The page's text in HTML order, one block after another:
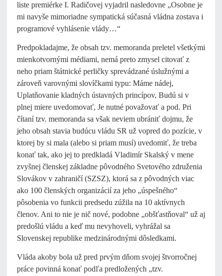
liste premiérke I. Radičovej vyjadril nasledovne „Osobne je
mi navyše mimoriadne sympatická súčasná vládna zostava i
programové vyhlásenie vlády…“
Predpokladajme, že obsah tzv. memoranda preletel všetkými
mienkotvornými médiami, nemá preto zmysel citovať z
neho priam štátnické perličky sprevádzané úslužnými a
zároveň varovnými slovíčkami typu: Máme nádej,
Uplatňovanie kladných ústavných princípov, Budú si v
plnej miere uvedomovať, Je nutné považovať a pod. Pri
čítaní tzv. memoranda sa však neviem ubrániť dojmu, že
jeho obsah stavia budúcu vládu SR už vopred do pozície, v
ktorej by si mala (alebo si priam musí) uvedomiť, že treba
konať tak, ako jej to predkladá Vladimír Skalský v mene
zvyšnej členskej základne pôvodného Svetového združenia
Slovákov v zahraničí (SZSZ), ktorá sa z pôvodných viac
ako 100 členských organizácií za jeho „úspešného“
pôsobenia vo funkcii predsedu zúžila na 10 aktívnych
členov. Ani to nie je nič nové, podobne „obšťastňoval“ už aj
predošlú vládu a keď mu nevyhoveli, vyhrážal sa
Slovenskej republike medzinárodnými dôsledkami.
Vláda akoby bola už pred prvým dňom svojej štvorročnej
práce povinná konať podľa predložených „tzv.